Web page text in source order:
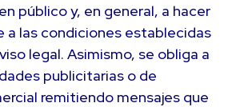
público y, en general, a hacer
a las condiciones establecidas
legal. Asimismo, se obliga a
publicitarias o de
remitiendo mensajes que